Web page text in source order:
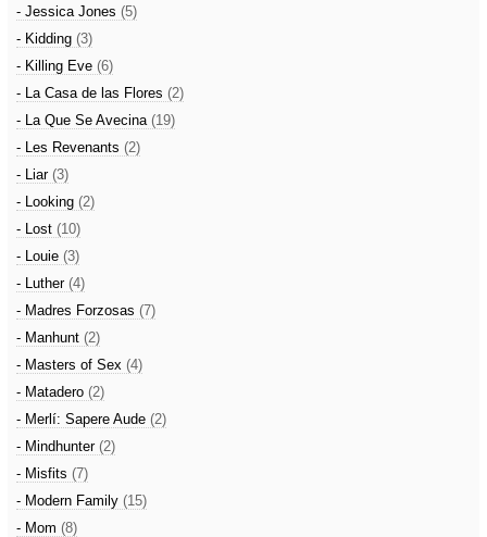
- Jessica Jones (5)
- Kidding (3)
- Killing Eve (6)
- La Casa de las Flores (2)
- La Que Se Avecina (19)
- Les Revenants (2)
- Liar (3)
- Looking (2)
- Lost (10)
- Louie (3)
- Luther (4)
- Madres Forzosas (7)
- Manhunt (2)
- Masters of Sex (4)
- Matadero (2)
- Merlí: Sapere Aude (2)
- Mindhunter (2)
- Misfits (7)
- Modern Family (15)
- Mom (8)